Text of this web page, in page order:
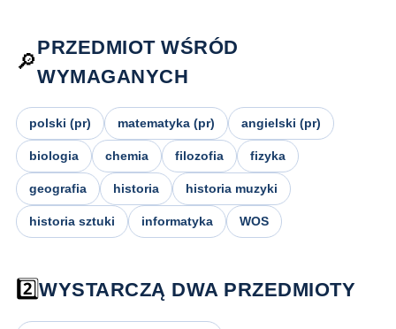
🔎
PRZEDMIOT WŚRÓD
WYMAGANYCH
polski (pr) matematyka (pr) angielski (pr)
biologia chemia filozofia fizyka
geografia historia historia muzyki
historia sztuki informatyka WOS
2️⃣WYSTARCZĄ DWA PRZEDMIOTY